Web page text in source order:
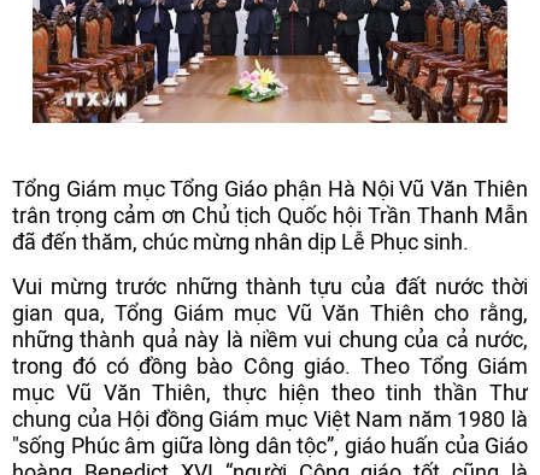
Tổng Giám mục Tổng Giáo phận Hà Nội Vũ Văn Thiên
trân trọng cảm ơn Chủ tịch Quốc hội Trần Thanh Mẫn
đã đến thăm, chúc mừng nhân dịp Lễ Phục sinh.
Vui mừng trước những thành tựu của đất nước thời
gian qua, Tổng Giám mục Vũ Văn Thiên cho rằng,
những thành quả này là niềm vui chung của cả nước,
trong đó có đồng bào Công giáo. Theo Tổng Giám
mục Vũ Văn Thiên, thực hiện theo tinh thần Thư
chung của Hội đồng Giám mục Việt Nam năm 1980 là
"sống Phúc âm giữa lòng dân tộc”, giáo huấn của Giáo